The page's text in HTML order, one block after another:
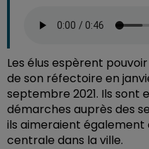
Les élus espèrent
de son réfectoire en
septembre 2021. Ils sont
démarches auprès des
ils aimeraient également
centrale dans la ville.